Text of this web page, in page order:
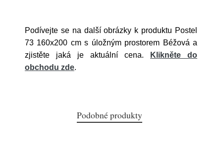
Podívejte se na další obrázky k produktu Postel
73 160x200 cm s úložným prostorem Béžová a
zjistěte jaká je aktuální cena.
Klikněte do
obchodu zde.
Podobné produkty